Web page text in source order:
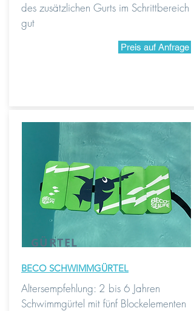
des zusätzlichen Gurts im Schrittbereich
gut
Preis auf Anfrage
GÜRTEL
BECO SCHWIMMGÜRTEL
Altersempfehlung: 2 bis 6 Jahren
Schwimmgürtel mit fünf Blockelementen